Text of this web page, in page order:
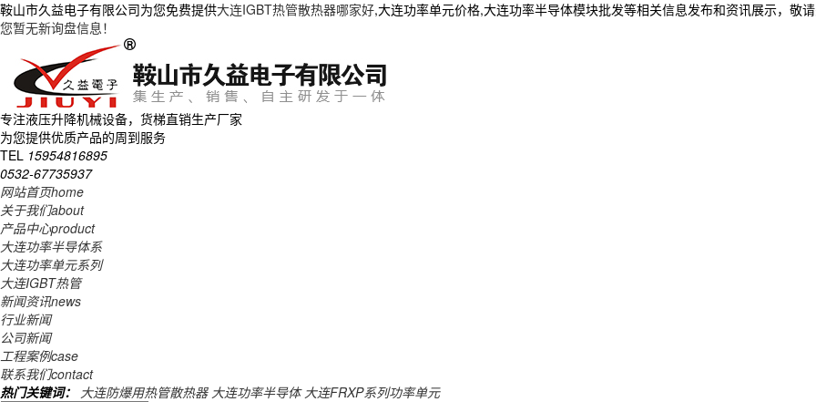
鞍山市久益电子有限公司为您免费提供大连IGBT热管散热器哪家好,大连功率单元价格,大连功率半导体模块批发等相关信息发布和资讯展示，敬
您暂无新询盘信息！
专注液压升降机械设备，货梯直销生产厂家
为您提供优质产品的周到服务
TEL 15954816895
0532-67735937
网站首页home
关于我们about
产品中心product
大连功率半导体系
大连功率单元系列
大连IGBT热管
新闻资讯news
行业新闻
公司新闻
工程案例case
联系我们contact
热门关键词： 大连防爆用热管散热器 大连功率半导体 大连FRXP系列功率单元